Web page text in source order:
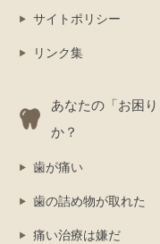
サイトポリシー
リンク集
あなたの「お困
か？
歯が痛い
歯の詰め物が取れた
痛い治療は嫌だ